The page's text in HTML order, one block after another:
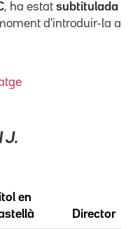
, ha estat subtitulada
d'introduir-la a
J.
en
Director